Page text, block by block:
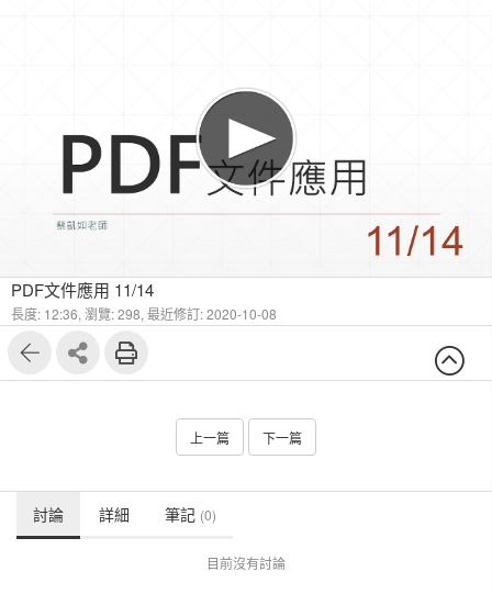
PDF文件應用 11/14
長度: 12:36, 瀏覽: 298, 最近修訂: 2020-10-08
上一篇 下一篇
討論 詳細 筆記 (0)
目前沒有討論